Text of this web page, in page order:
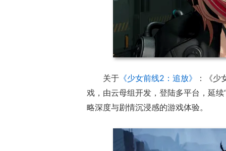
关于 《少女前线2：追放》
：《
戏，由云母组开发，登陆多平台，延
略深度与剧情沉浸感的游戏体验。